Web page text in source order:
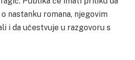
nastanku romana, njegovim
i da učestvuje u razgovoru s